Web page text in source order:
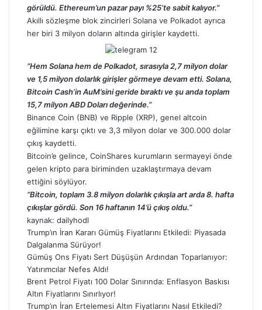
görüldü. Ethereum’un pazar payı %25’te sabit kalıyor.”
Akıllı sözleşme blok zincirleri Solana ve Polkadot ayrıca
her biri 3 milyon doların altında girişler kaydetti.
“Hem Solana hem de Polkadot, sırasıyla 2,7 milyon dolar
ve 1,5 milyon dolarlık girişler görmeye devam etti. Solana,
Bitcoin Cash’in AuM’sini geride bıraktı ve şu anda toplam
15,7 milyon ABD Doları değerinde.”
Binance Coin (BNB) ve Ripple (XRP), genel altcoin
eğilimine karşı çıktı ve 3,3 milyon dolar ve 300.000 dolar
çıkış kaydetti.
Bitcoin’e gelince, CoinShares kurumların sermayeyi önde
gelen kripto para biriminden uzaklaştırmaya devam
ettiğini söylüyor.
“Bitcoin, toplam 3.8 milyon dolarlık çıkışla art arda 8. hafta
çıkışlar gördü. Son 16 haftanın 14’ü çıkış oldu.”
kaynak: dailyhodl
Trump’ın İran Kararı Gümüş Fiyatlarını Etkiledi: Piyasada
Dalgalanma Sürüyor!
Gümüş Ons Fiyatı Sert Düşüşün Ardından Toparlanıyor:
Yatırımcılar Nefes Aldı!
Brent Petrol Fiyatı 100 Dolar Sınırında: Enflasyon Baskısı
Altın Fiyatlarını Sınırlıyor!
Trump’ın İran Ertelemesi Altın Fiyatlarını Nasıl Etkiledi?